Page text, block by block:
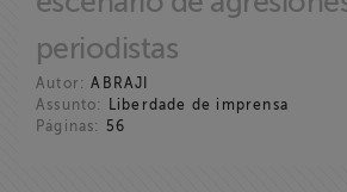
periodistas
Autor: ABRAJI
Assunto:
Liberdade de imprensa
Páginas:
56